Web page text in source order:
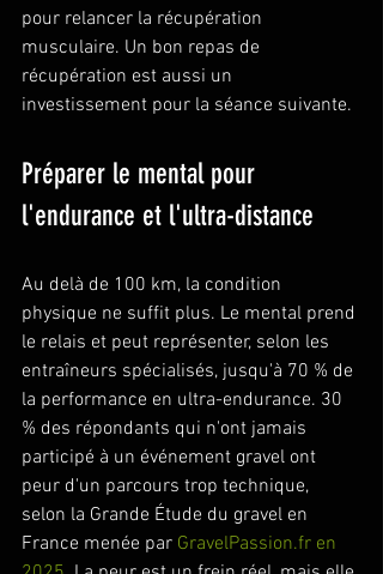
pour relancer la récupération
musculaire. Un bon repas de
récupération est aussi un
investissement pour la séance suivante.
Préparer le mental pour
l'endurance et l'ultra-distance
Au delà de 100 km, la condition
physique ne suffit plus. Le mental prend
le relais et peut représenter, selon les
entraîneurs spécialisés, jusqu'à 70 % de
la performance en ultra-endurance. 30
% des répondants qui n'ont jamais
participé à un événement gravel ont
peur d'un parcours trop technique,
selon la Grande Étude du gravel en
France menée par GravelPassion.fr en